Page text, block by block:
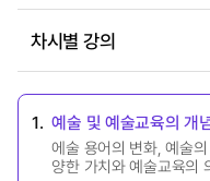
차시별 강의
1. 예술 및 예술교육의 개
에술 용어의 변화, 예술
양한 가치와 예술교육의